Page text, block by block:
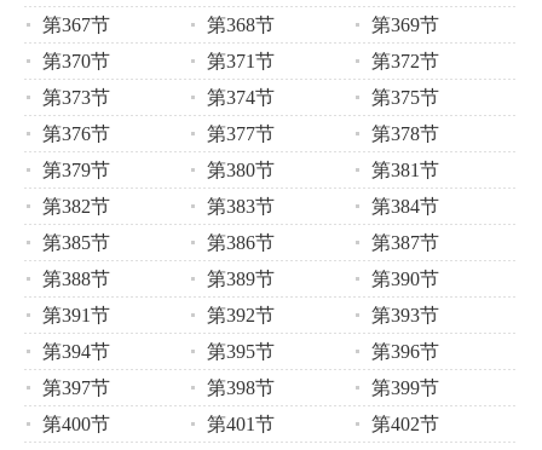
第367节
第368节
第369节
第370节
第371节
第372节
第373节
第374节
第375节
第376节
第377节
第378节
第379节
第380节
第381节
第382节
第383节
第384节
第385节
第386节
第387节
第388节
第389节
第390节
第391节
第392节
第393节
第394节
第395节
第396节
第397节
第398节
第399节
第400节
第401节 第402节